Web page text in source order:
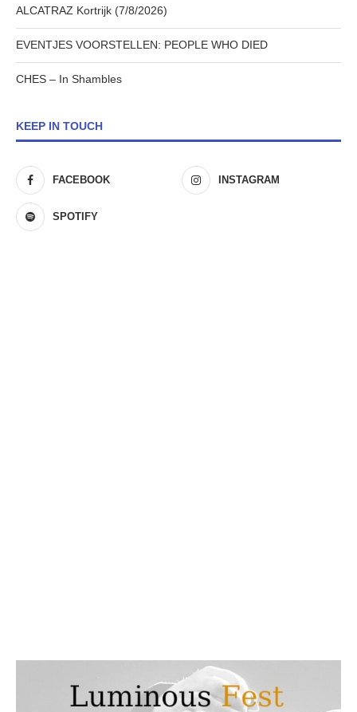
ALCATRAZ Kortrijk (7/8/2026)
EVENTJES VOORSTELLEN: PEOPLE WHO DIED
CHES – In Shambles
KEEP IN TOUCH
FACEBOOK INSTAGRAM
SPOTIFY